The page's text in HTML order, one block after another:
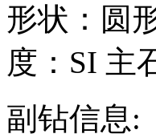
形状： 圆
度： SI 主
副钻信息: